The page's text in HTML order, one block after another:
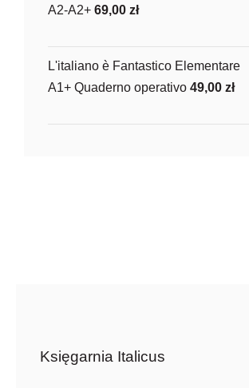
A2-A2+ 69,00 zł
L'italiano è Fantastico Elementare
A1+ Quaderno operativo 49,00 zł
Księgarnia Italicus